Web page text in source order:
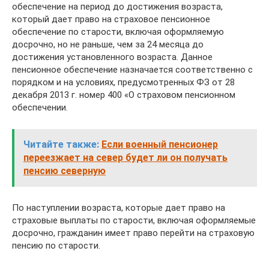
обеспечение на период до достижения возраста,
который дает право на страховое пенсионное
обеспечение по старости, включая оформляемую
досрочно, но не раньше, чем за 24 месяца до
достижения установленного возраста. Данное
пенсионное обеспечение назначается соответственно с
порядком и на условиях, предусмотренных ФЗ от 28
декабря 2013 г. номер 400 «О страховом пенсионном
обеспечении.
Читайте также: Если военный пенсионер
переезжает на север будет ли он получать
пенсию северную
По наступлении возраста, которые дает право на
страховые выплаты по старости, включая оформляемые
досрочно, гражданин имеет право перейти на страховую
пенсию по старости.